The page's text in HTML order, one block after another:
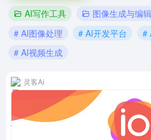
AI写作工具 图像生成与编辑
# AI图像处理
# AI开发平台 #
# AI视频生成
灵客Ai